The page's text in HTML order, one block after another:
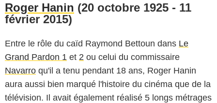
Roger Hanin (20 octobre 1925 - 11
février 2015)
Entre le rôle du caïd Raymond Bettoun dans Le
Grand Pardon 1 et 2 ou celui du commissaire
Navarro qu'il a tenu pendant 18 ans, Roger Hanin
aura aussi bien marqué l'histoire du cinéma que de la
télévision. Il avait également réalisé 5 longs métrages